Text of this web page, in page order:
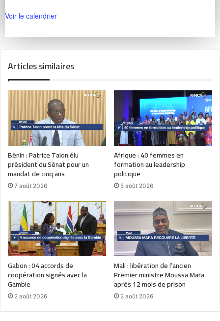
Voir le calendrier
Articles similaires
Bénin : Patrice Talon élu
président du Sénat pour un
mandat de cinq ans
7 août 2026
Afrique : 40 femmes en
formation au leadership
politique
5 août 2026
Gabon : 04 accords de
coopération signés avec la
Gambie
2 août 2026
Mali : libération de l’ancien
Premier ministre Moussa Mara
après 12 mois de prison
2 août 2026